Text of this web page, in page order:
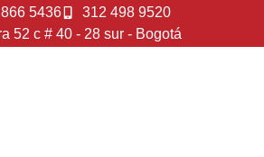
5436
312 498 9520
52 c # 40 - 28 sur - Bogotá